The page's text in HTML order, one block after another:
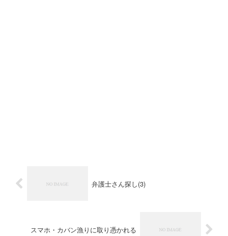
弁護士さん探し(3)
スマホ・カバン漁りに取り憑かれる